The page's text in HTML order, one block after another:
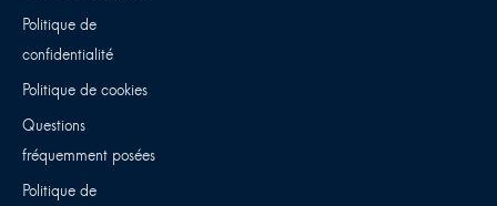
Politique de
confidentialité
Politique de cookies
Questions
fréquemment posées
Politique de